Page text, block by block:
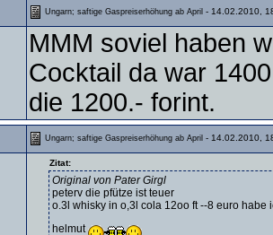
Ungarn; saftige Gaspreiserhöhung ab April - 14.02.2010,
MMM soviel haben
Cocktail da war
die 1200.- forint.
Ungarn; saftige Gaspreiserhöhung ab April - 14.02.2010,
Zitat:
Original von Pater Girgl
peterv die pfütze ist teuer
o.3l whisky in o,3l cola 12oo ft --8 euro habe
helmut